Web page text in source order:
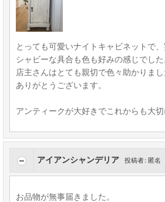
とっても可愛いナイトキャビネットで
シャビーな具合も色も好みの感じでした
店主さんはとても親切で色々助かりまし
ありがとうございます。
アンティークが大好きでこれからも大切
アイアンシャンデリア 投稿者: 匿名
お品物が無事届きました。